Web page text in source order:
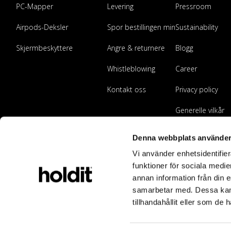
Denna webbplats
Vi använder
funktioner för sociala
annan information från din
samarbetar med. Dessa
tillhandahållit eller som de
PC-Mapper
Airpods-Deksler
Skjermbeskyttere
Levering
Spor bestillingen min
Angre & returnere
Whistleblowing
Kontakt oss
Pressroom
Sustainability
Blogg
Career
Privacy policy
Generelle vilkår